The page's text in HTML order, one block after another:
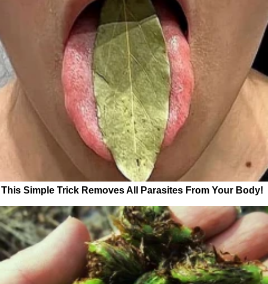
This Simple Trick Removes All Parasites From Your Body!